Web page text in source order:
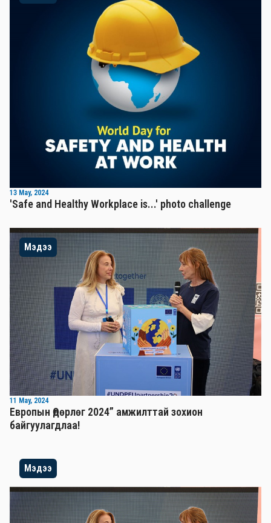
13 May, 2024
'Safe and Healthy Workplace is...' photo challenge
Мэдээ
11 May, 2024
Европын Өдөрлөг 2024” амжилттай зохион
байгуулагдлаа!
Мэдээ